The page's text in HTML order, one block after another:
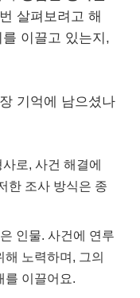
살펴보려고 해
이끌고 있는지,
기억에 남으셨나
로, 사건 해결에
한 조사 방식은 종
인물. 사건에 연루
해 노력하며, 그의
를 이끌어요.